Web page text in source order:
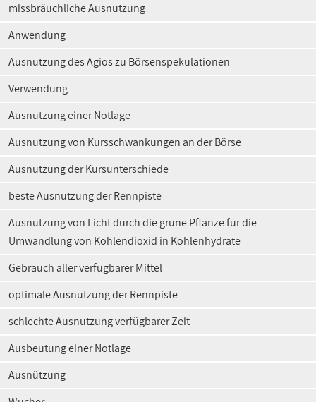
missbräuchliche Ausnutzung
Anwendung
Ausnutzung des Agios zu Börsenspekulationen
Verwendung
Ausnutzung einer Notlage
Ausnutzung von Kursschwankungen an der Börse
Ausnutzung der Kursunterschiede
beste Ausnutzung der Rennpiste
Ausnutzung von Licht durch die grüne Pflanze für die
Umwandlung von Kohlendioxid in Kohlenhydrate
Gebrauch aller verfügbarer Mittel
optimale Ausnutzung der Rennpiste
schlechte Ausnutzung verfügbarer Zeit
Ausbeutung einer Notlage
Ausnützung